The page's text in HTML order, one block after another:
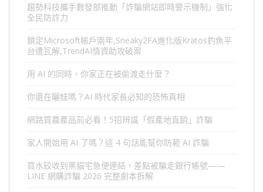
趨勢科技攜手數發部推動「詐騙網站即時警示機制」強化
全民防詐力
鎖定Microsoft帳戶兩年,Sneaky2FA進化版Kratos釣魚平
台遭瓦解,TrendAI情資助攻破案
用 AI 的同時，你家正在被偷渡走什麼？
你還在曬娃嗎？AI 時代家長必知的恐怖真相
網路買農產品前必看！5招辨識「假產地直銷」詐騙
家人開始用 AI 了嗎？這 4 句話能幫你防範 AI 詐騙
買水餃收到黑貓宅急便連結，差點被騙走銀行帳號——
LINE 網購詐騙 2026 完整劇本拆解